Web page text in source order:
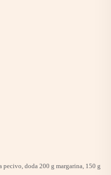
pecivo, doda 200 g margarina, 150 g